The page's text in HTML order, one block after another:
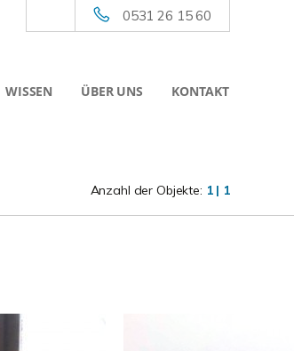
0531 26 15 60
WISSEN ÜBER UNS KONTAKT
Anzahl der Objekte: 1 | 1